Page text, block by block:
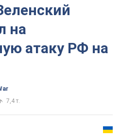
на
атаку РФ на
7,4 т.